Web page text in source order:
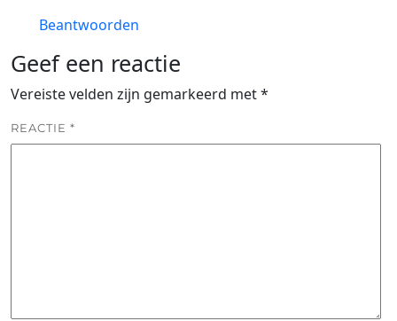
Beantwoorden
Geef een reactie
Vereiste velden zijn gemarkeerd met*
REACTIE *